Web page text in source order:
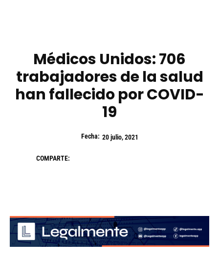
Médicos Unidos: 706
trabajadores de la salud
han fallecido por COVID-
19
Fecha: 20 julio, 2021
COMPARTE: